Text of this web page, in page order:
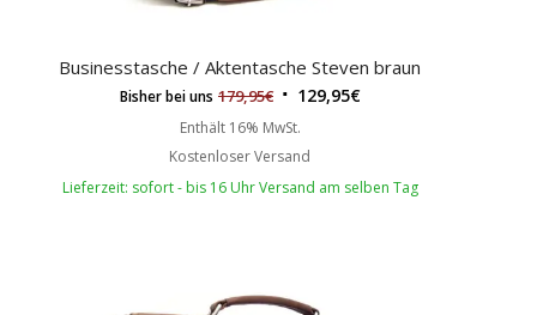
Businesstasche / Aktentasche Steven braun
Bisher bei uns 179,95€ 129,95€
Enthält 16% MwSt.
Kostenloser Versand
Lieferzeit: sofort - bis 16 Uhr Versand am selben Tag